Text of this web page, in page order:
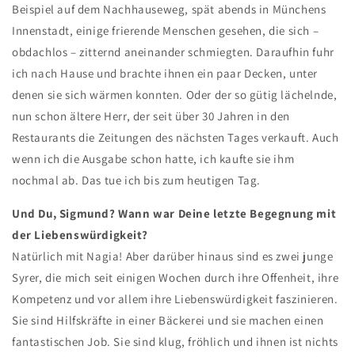
Beispiel auf dem Nachhauseweg, spät abends in Münchens
Innenstadt, einige frierende Menschen gesehen, die sich –
obdachlos – zitternd aneinander schmiegten. Daraufhin fuhr
ich nach Hause und brachte ihnen ein paar Decken, unter
denen sie sich wärmen konnten. Oder der so gütig lächelnde,
nun schon ältere Herr, der seit über 30 Jahren in den
Restaurants die Zeitungen des nächsten Tages verkauft. Auch
wenn ich die Ausgabe schon hatte, ich kaufte sie ihm
nochmal ab. Das tue ich bis zum heutigen Tag.
Und Du, Sigmund? Wann war Deine letzte Begegnung mit
der Liebenswürdigkeit?
Natürlich mit Nagia! Aber darüber hinaus sind es zwei junge
Syrer, die mich seit einigen Wochen durch ihre Offenheit, ihre
Kompetenz und vor allem ihre Liebenswürdigkeit faszinieren.
Sie sind Hilfskräfte in einer Bäckerei und sie machen einen
fantastischen Job. Sie sind klug, fröhlich und ihnen ist nichts